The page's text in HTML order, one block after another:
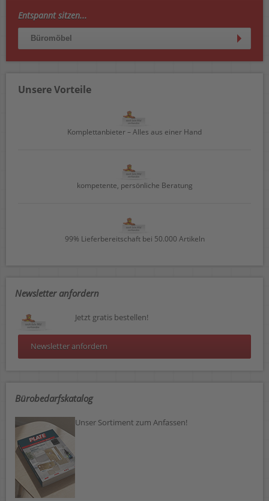
Entspannt sitzen...
Büromöbel
Unsere Vorteile
Komplettanbieter – Alles aus einer Hand
kompetente, persönliche Beratung
99% Lieferbereitschaft bei 50.000 Artikeln
Newsletter anfordern
Jetzt gratis bestellen!
Newsletter anfordern
Bürobedarfskatalog
Unser Sortiment zum Anfassen!